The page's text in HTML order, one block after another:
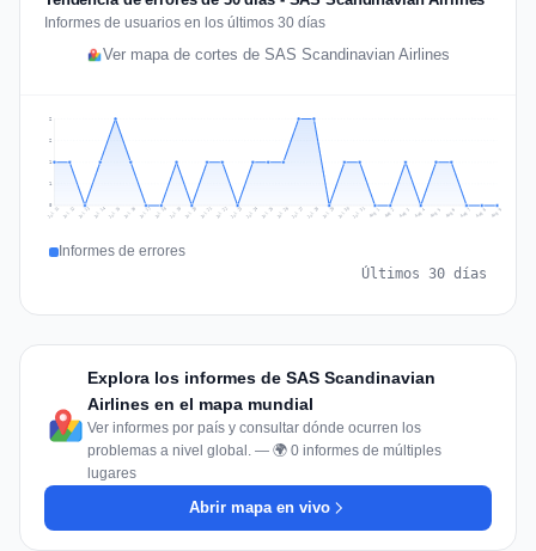
Informes de usuarios en los últimos 30 días
Ver mapa de cortes de SAS Scandinavian Airlines
1
1
2
2
Jul 11 Jul 12 Jul 13 Jul 14 Jul 15 Jul 16 Jul 17 Jul 18 Jul 19 Jul 20 Jul 21 Jul 22 Jul 23 Jul 24 Jul 25 Jul 26 Jul 27 Jul 28 Jul 29 Jul 30 Jul 31 Aug 1 Aug 2 Aug 3 Aug 4 Aug 5 Aug 6 Aug 7 Aug 8 Aug 9
Informes de errores
Últimos 30 días
Explora los informes de SAS Scandinavian
Airlines en el mapa mundial
Ver informes por país y consultar dónde ocurren los
problemas a nivel global. — 🌍 0 informes de múltiples
lugares
Abrir mapa en vivo